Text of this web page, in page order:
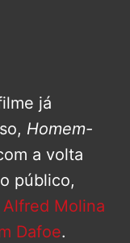
já
Homem-
a volta
público,
Alfred Molina
Dafoe.